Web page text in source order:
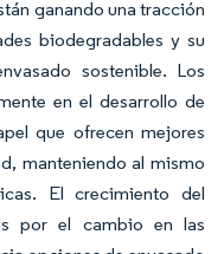
ganando una tracción
biodegradables y su
sostenible. Los
en el desarrollo de
que ofrecen mejores
manteniendo al mismo
El crecimiento del
por el cambio en las